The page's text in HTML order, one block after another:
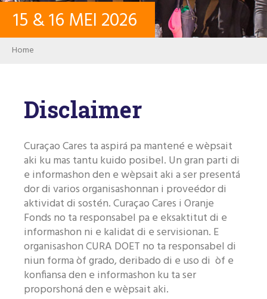
KONTAKTO
PALABRA KLAVE
Buska
Like nos página di Facebook
15 &16 MEI 2026
Breadcrumb
Home
Disclaimer
Curaçao Cares ta aspirá pa mantené e wèpsait
aki ku mas tantu kuido posibel. Un gran parti di
e informashon den e wèpsait aki a ser presentá
dor di varios organisashonnan i proveédor di
aktividat di sostén. Curaçao Cares i Oranje
Fonds no ta responsabel pa e eksaktitut di e
informashon ni e kalidat di e servisionan. E
organisashon CURA DOET no ta responsabel di
niun forma òf grado, deribado di e uso di òf e
konfiansa den e informashon ku ta ser
proporshoná den e wèpsait aki.